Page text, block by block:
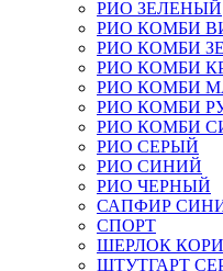
РИО ЗЕЛЕНЫЙ
РИО КОМБИ
РИО КОМБИ
РИО КОМБИ
РИО КОМБИ
РИО КОМБИ
РИО КОМБИ
РИО СЕРЫЙ
РИО СИНИЙ
РИО ЧЕРНЫЙ
САПФИР
СПОРТ
ШЕРЛОК
ШТУТГАРТ